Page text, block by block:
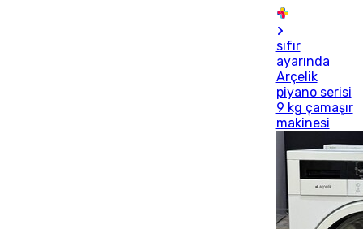
sıfır
ayarında
Arçelik
piyano serisi
9 kg çamaşır
makinesi